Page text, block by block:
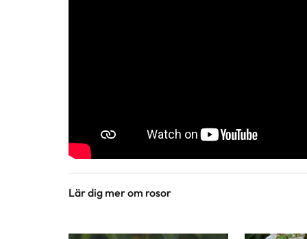
Lär dig mer om rosor